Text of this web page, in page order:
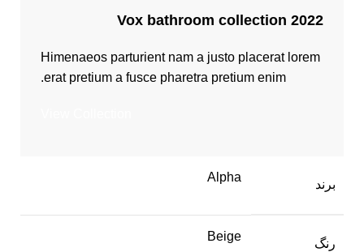
Vox bathroom collection 2022
Himenaeos parturient nam a justo placerat lorem
erat pretium a fusce pharetra pretium enim.
برند
Alpha
رنگ
Beige